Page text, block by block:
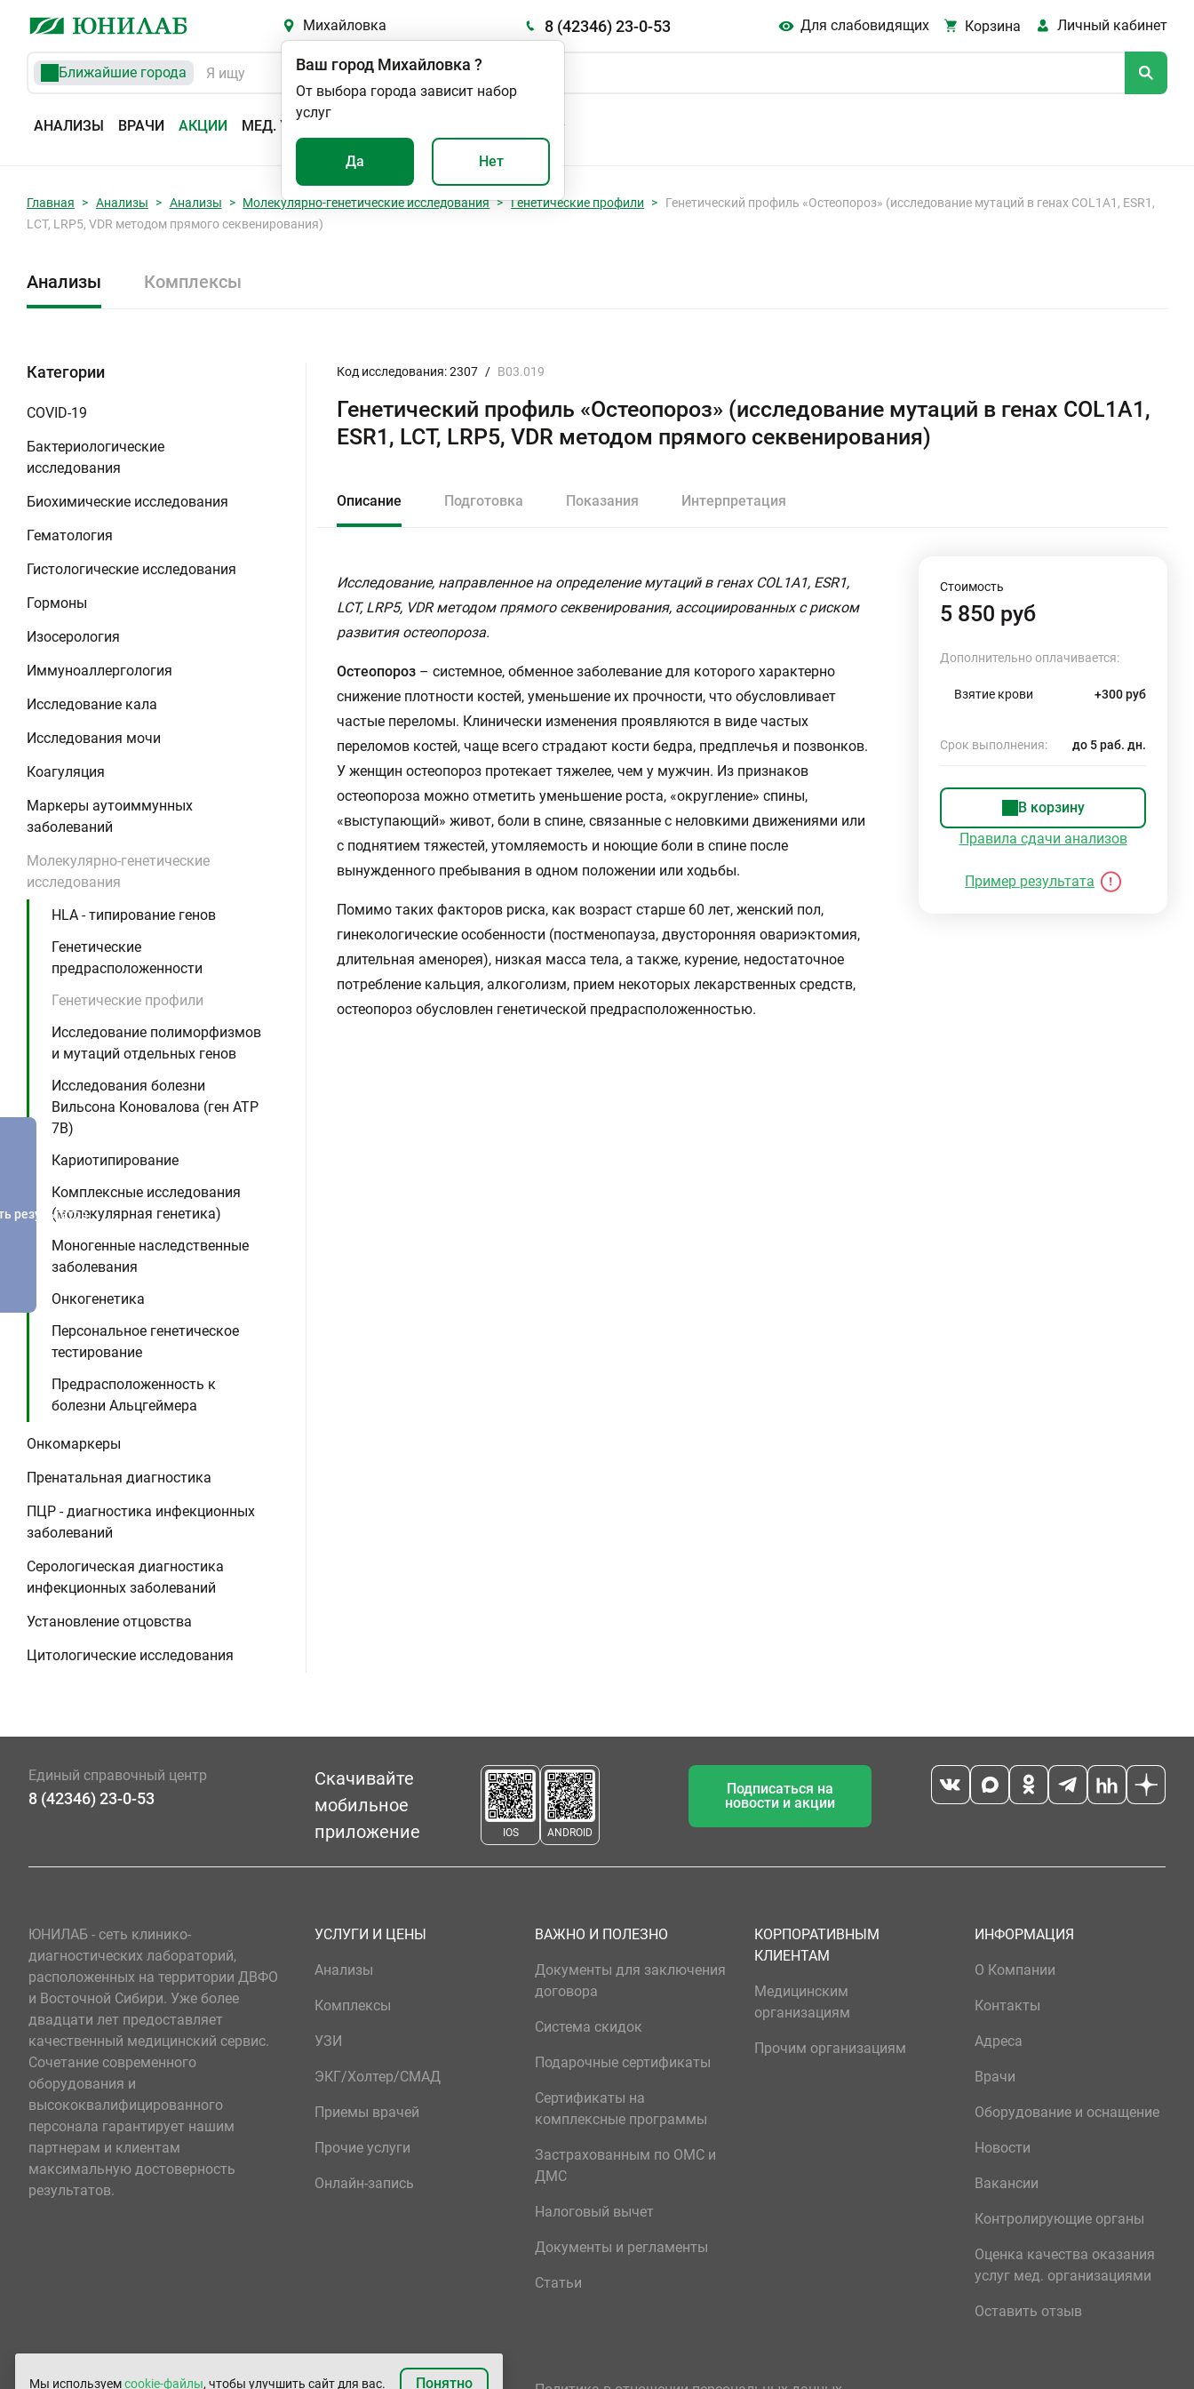
Михайловка 8 (42346) 23-0-53 Для слабовидящих Корзина Личный кабинет
Ближайшие города
АНАЛИЗЫ ВРАЧИ АКЦИИ МЕД. УСЛУГИ
Ваш город Михайловка ?
От выбора города зависит набор
услуг
Да Нет
Главная Анализы Анализы Молекулярно-генетические исследования Генетические профили
Генетический профиль «Остеопороз» (исследование мутаций в генах COL1A1, ESR1,
LCT, LRP5, VDR методом прямого секвенирования)
Анализы Комплексы
Категории
COVID-19
Бактериологические
исследования
Биохимические исследования
Гематология
Гистологические исследования
Гормоны
Изосерология
Иммуноаллергология
Исследование кала
Исследования мочи
Коагуляция
Маркеры аутоиммунных
заболеваний
Молекулярно-генетические
исследования
HLA - типирование генов
Генетические
предрасположенности
Генетические профили
Исследование полиморфизмов
и мутаций отдельных генов
Исследования болезни
Вильсона Коновалова (ген ATP
7B)
Кариотипирование
Комплексные исследования
(молекулярная генетика)
Моногенные наследственные
заболевания
Онкогенетика
Персональное генетическое
тестирование
Предрасположенность к
болезни Альцгеймера
Онкомаркеры
Пренатальная диагностика
ПЦР - диагностика инфекционных
заболеваний
Серологическая диагностика
инфекционных заболеваний
Установление отцовства
Цитологические исследования
Код исследования: 2307 / B03.019
Генетический профиль «Остеопороз» (исследование мутаций в генах COL1A1,
ESR1, LCT, LRP5, VDR методом прямого секвенирования)
Описание Подготовка Показания Интерпретация
Исследование, направленное на определение мутаций в генах COL1A1, ESR1,
LCT, LRP5, VDR методом прямого секвенирования, ассоциированных с риском
развития остеопороза.
Остеопороз – системное, обменное заболевание для которого характерно
снижение плотности костей, уменьшение их прочности, что обусловливает
частые переломы. Клинически изменения проявляются в виде частых
переломов костей, чаще всего страдают кости бедра, предплечья и позвонков.
У женщин остеопороз протекает тяжелее, чем у мужчин. Из признаков
остеопороза можно отметить уменьшение роста, «округление» спины,
«выступающий» живот, боли в спине, связанные с неловкими движениями или
с поднятием тяжестей, утомляемость и ноющие боли в спине после
вынужденного пребывания в одном положении или ходьбы.
Помимо таких факторов риска, как возраст старше 60 лет, женский пол,
гинекологические особенности (постменопауза, двусторонняя овариэктомия,
длительная аменорея), низкая масса тела, а также, курение, недостаточное
потребление кальция, алкоголизм, прием некоторых лекарственных средств,
остеопороз обусловлен генетической предрасположенностью.
Стоимость
5 850 руб
Дополнительно оплачивается:
Взятие крови +300 руб
Срок выполнения: до 5 раб. дн.
В корзину
Правила сдачи анализов
Пример результата
результатов
Единый справочный центр
8 (42346) 23-0-53
Скачивайте
мобильное
приложение
IOS ANDROID
Подписаться на
новости и акции
ЮНИЛАБ - сеть клинико-
диагностических лабораторий,
расположенных на территории ДВФО
и Восточной Сибири. Уже более
двадцати лет предоставляет
качественный медицинский сервис.
Сочетание современного
оборудования и
высококвалифицированного
персонала гарантирует нашим
партнерам и клиентам
максимальную достоверность
результатов.
УСЛУГИ И ЦЕНЫ
Анализы
Комплексы
УЗИ
ЭКГ/Холтер/СМАД
Приемы врачей
Прочие услуги
Онлайн-запись
ВАЖНО И ПОЛЕЗНО
Документы для заключения
договора
Система скидок
Подарочные сертификаты
Сертификаты на
комплексные программы
Застрахованным по ОМС и
ДМС
Налоговый вычет
Документы и регламенты
Статьи
КОРПОРАТИВНЫМ
КЛИЕНТАМ
Медицинским
организациям
Прочим организациям
ИНФОРМАЦИЯ
О Компании
Контакты
Адреса
Врачи
Оборудование и оснащение
Новости
Вакансии
Контролирующие органы
Оценка качества оказания
услуг мед. организациями
Оставить отзыв
Мы используемcookie-файлы, чтобы улучшить сайт для вас. Понятно